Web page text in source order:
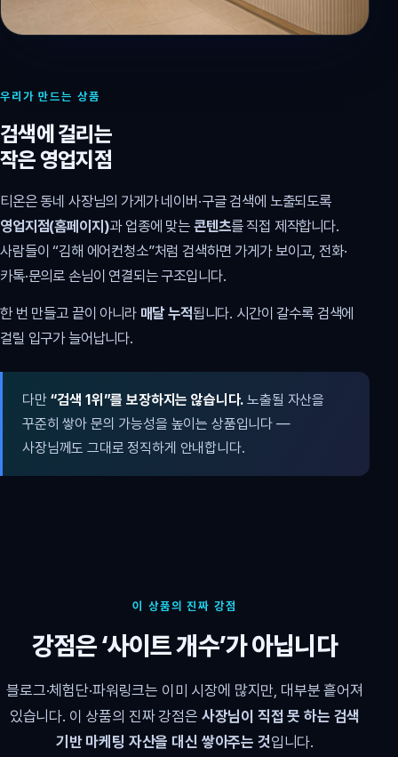
우리가 만드는 상품
검색에 걸리는
작은 영업지점
티온은 동네 사장님의 가게가 네이버·구글 검색에 노출되도록
영업지점(홈페이지)과 업종에 맞는 콘텐츠를 직접 제작합니다.
사람들이 “김해 에어컨청소”처럼 검색하면 가게가 보이고, 전화·
카톡·문의로 손님이 연결되는 구조입니다.
한 번 만들고 끝이 아니라 매달 누적됩니다. 시간이 갈수록 검색에
걸릴 입구가 늘어납니다.
다만 “검색 1위”를 보장하지는 않습니다. 노출될 자산을
꾸준히 쌓아 문의 가능성을 높이는 상품입니다 —
사장님께도 그대로 정직하게 안내합니다.
이 상품의 진짜 강점
강점은 ‘사이트 개수’가 아닙니다
블로그·체험단·파워링크는 이미 시장에 많지만, 대부분 흩어져
있습니다. 이 상품의 진짜 강점은 사장님이 직접 못 하는 검색
기반 마케팅 자산을 대신 쌓아주는 것입니다.